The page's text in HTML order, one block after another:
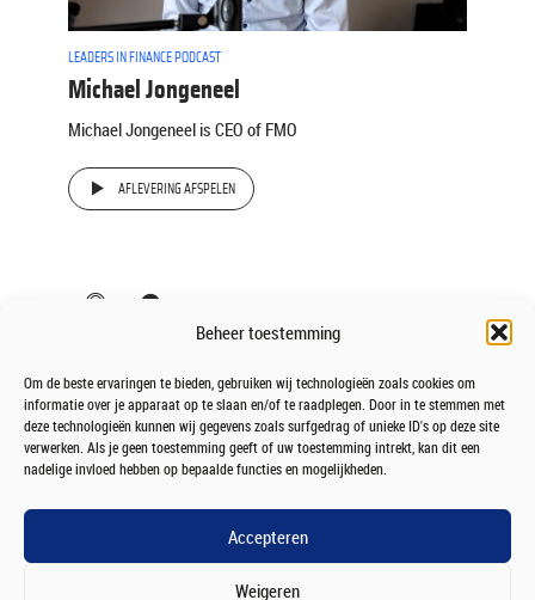
Beheer toestemming
Om de beste ervaringen te bieden, gebruiken wij technologieën zoals cookies om
informatie over je apparaat op te slaan en/of te raadplegen. Door in te stemmen met
deze technologieën kunnen wij gegevens zoals surfgedrag of unieke ID's op deze site
verwerken. Als je geen toestemming geeft of uw toestemming intrekt, kan dit een
nadelige invloed hebben op bepaalde functies en mogelijkheden.
Accepteren
Weigeren
LEADERS IN FINANCE PODCAST
Michael Jongeneel
Michael Jongeneel is CEO of FMO
AFLEVERING AFSPELEN